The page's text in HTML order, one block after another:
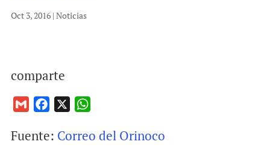
Oct 3, 2016| Noticias
comparte
a
c
a
Fuente: Correo del Orinoco